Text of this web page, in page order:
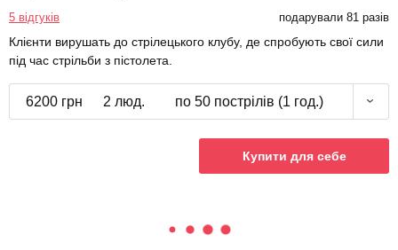
5 відгуків подарували 81 разів
Клієнти вирушать до стрілецького клубу, де спробують свої сили
під час стрільби з пістолета.
6200 грн 2 люд. по 50 пострілів (1 год.)
Купити для себе